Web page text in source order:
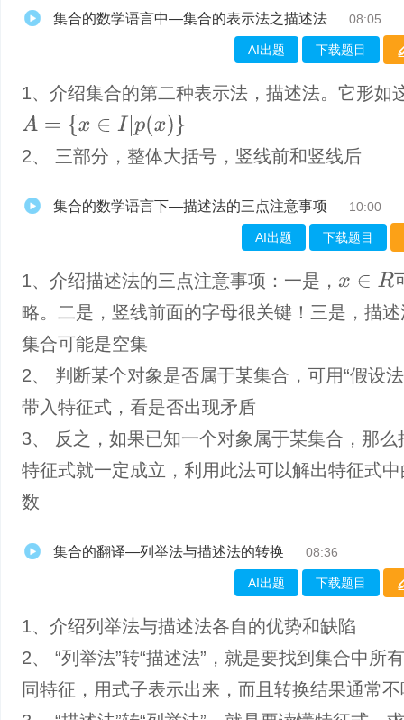
集合的数学语言中—集合的表示法之描述法 08:05
AI出题 下载题目
1、介绍集合的第二种表示法，描述法。它形如
A= x∈I p( x)}
2、 三部分，整体大括号，竖线前和竖线后
集合的数学语言下—描述法的三点注意事项 10:00
AI出题 下载题目
1、​介绍描述法的三点注意事项：一是， x∈ R
略。二是，竖线前面的字母很关键！三是，描
集合可能是空集
2、 判断某个对象是否属于某集合，可用“假设
带入特征式，看是否出现矛盾
3、 反之，如果已知一个对象属于某集合，那么
特征式就一定成立，利用此法可以解出特征式
数
集合的翻译—列举法与描述法的转换 08:36
AI出题 下载题目
1、介绍列举法与描述法各自的优势和缺陷
2、 “列举法”转“描述法”，就是要找到集合中所
同特征，用式子表示出来，而且转换结果通常